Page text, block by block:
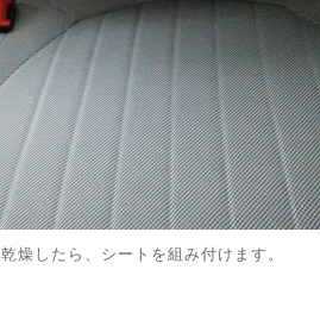
乾燥したら、シートを組み付けます。